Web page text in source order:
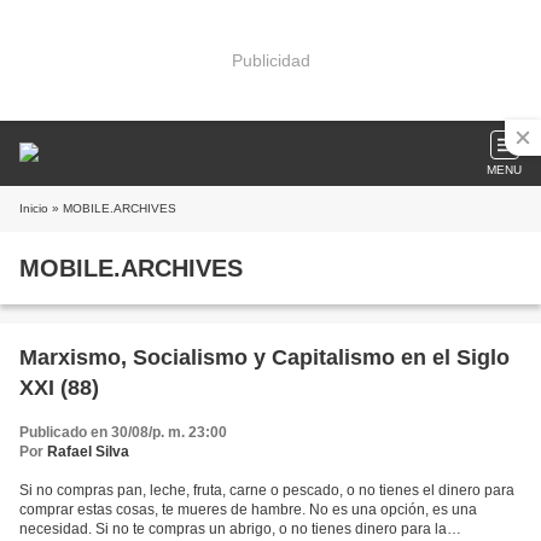
Publicidad
MENU
Inicio » MOBILE.ARCHIVES
MOBILE.ARCHIVES
Marxismo, Socialismo y Capitalismo en el Siglo
XXI (88)
Publicado en 30/08/p. m. 23:00
Por Rafael Silva
Si no compras pan, leche, fruta, carne o pescado, o no tienes el dinero para
comprar estas cosas, te mueres de hambre. No es una opción, es una
necesidad. Si no te compras un abrigo, o no tienes dinero para la